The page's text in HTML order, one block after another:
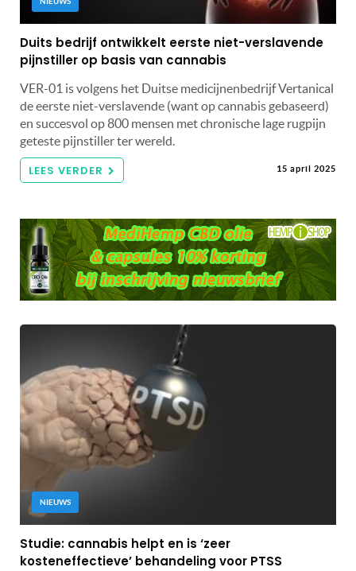
Duits bedrijf ontwikkelt eerste niet-verslavende
pijnstiller op basis van cannabis
VER-01 is volgens het Duitse medicijnenbedrijf Vertanical
de eerste niet-verslavende (want op cannabis gebaseerd)
en succesvol op 800 mensen met chronische lage rugpijn
geteste pijnstiller ter wereld.
LEES VERDER 15 april 2025
NIEUWS
Studie: cannabis helpt en is ‘zeer
kosteneffectieve’ behandeling voor PTSS